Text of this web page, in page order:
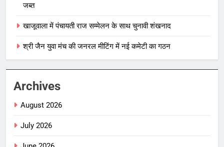
जब्त
खाजूवाला में पंचायती राज सम्मेलन के साथ चुनावी शंखनाद
श्री जैन युवा मंच की जनरल मीटिंग में नई कमेटी का गठन
Archives
August 2026
July 2026